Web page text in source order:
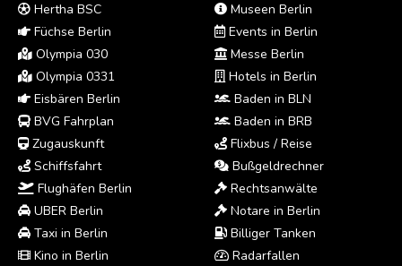
Hertha BSC
Füchse Berlin
Olympia 030
Olympia 0331
Eisbären Berlin
BVG Fahrplan
Zugauskunft
Schiffsfahrt
Flughäfen Berlin
UBER Berlin
Taxi in Berlin
Kino in Berlin
Museen Berlin
Events in Berlin
Messe Berlin
Hotels in Berlin
Baden in BLN
Baden in BRB
Flixbus / Reise
Bußgeldrechner
Rechtsanwälte
Notare in Berlin
Billiger Tanken
Radarfallen